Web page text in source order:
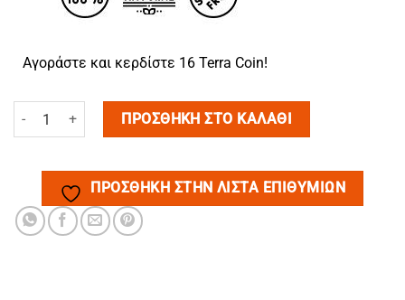
Αγοράστε και κερδίστε 16 Terra Coin!
Μπάρα Πρωτεΐνης 35% Φυστίκι – Μπανάνα 60g ποσότητα
ΠΡΟΣΘΉΚΗ ΣΤΟ ΚΑΛΆΘΙ
ΠΡΌΣΘΉΚΗ ΣΤΗΝ ΛΊΣΤΑ ΕΠΙΘΥΜΙΏΝ